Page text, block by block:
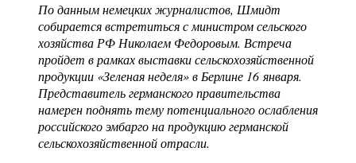
По данным немецких журналистов, Шмидт
собирается встретиться с министром сельского
хозяйства РФ Николаем Федоровым. Встреча
пройдет в рамках выставки сельскохозяйственной
продукции «Зеленая неделя» в Берлине 16 января.
Представитель германского правительства
намерен поднять тему потенциального ослабления
российского эмбарго на продукцию германской
сельскохозяйственной отрасли.